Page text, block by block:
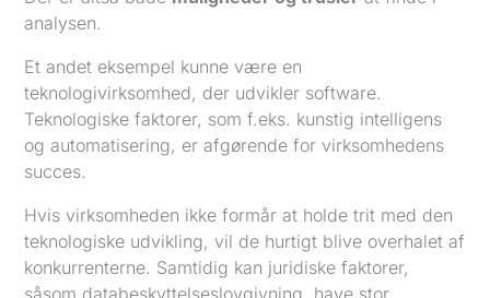
analysen.
Et andet eksempel kunne være en
teknologivirksomhed, der udvikler software.
Teknologiske faktorer, som f.eks. kunstig intelligens
og automatisering, er afgørende for virksomhedens
succes.
Hvis virksomheden ikke formår at holde trit med den
teknologiske udvikling, vil de hurtigt blive overhalet af
konkurrenterne. Samtidig kan juridiske faktorer,
såsom databeskyttelseslovgivning, have stor